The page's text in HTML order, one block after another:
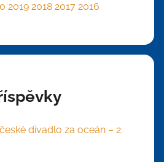
2019 2018 2017 2016
divadlo za oceán – 2.